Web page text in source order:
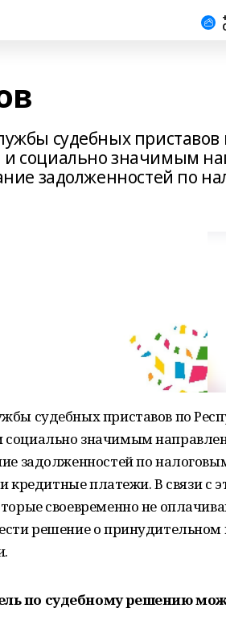
судебных приставов
социально значимым
задолженностей по
судебных приставов по
значимым
задолженностей по
кредитные платежи. В связи с
своевременно не
решение о принудительном
по судебному решению